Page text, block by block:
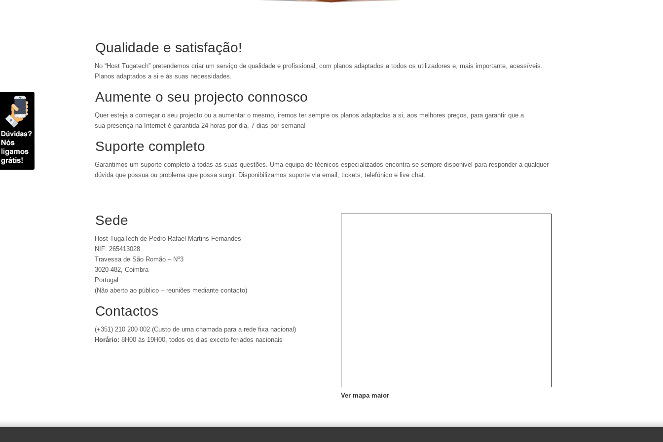
Qualidade e satisfação!
No “Host Tugatech” pretendemos criar um serviço de qualidade e profissional, com planos adaptados a todos os utilizadores e, mais importante, acessíveis.
Planos adaptados a si e às suas necessidades.
Aumente o seu projecto connosco
Quer esteja a começar o seu projecto ou a aumentar o mesmo, iremos ter sempre os planos adaptados a si, aos melhores preços, para garantir que a
sua presença na Internet é garantida 24 horas por dia, 7 dias por semana!
Suporte completo
Garantimos um suporte completo a todas as suas questões. Uma equipa de técnicos especializados encontra-se sempre disponivel para responder a qualquer
dúvida que possua ou problema que possa surgir. Disponibilizamos suporte via email, tickets, telefónico e live chat.
Sede
Host TugaTech de Pedro Rafael Martins Fernandes
NIF: 265413028
Travessa de São Romão – Nº3
3020-482, Coimbra
Portugal
(Não aberto ao público – reuniões mediante contacto)
Contactos
(+351) 210 200 002 (Custo de uma chamada para a rede fixa nacional)
Horário: 8H00 às 19H00, todos os dias exceto feriados nacionais
Ver mapa maior